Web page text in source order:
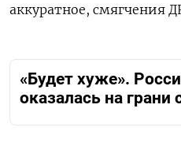
аккуратное, смягчения
«Будет хуже».
оказалась на